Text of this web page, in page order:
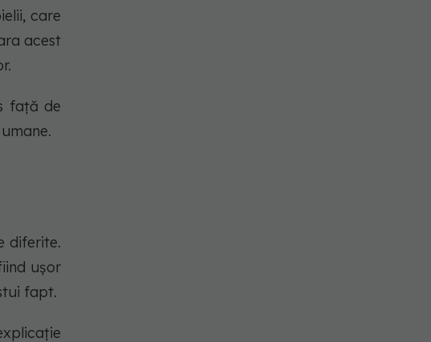
care
acest
față de
diferite.
ușor
fapt.